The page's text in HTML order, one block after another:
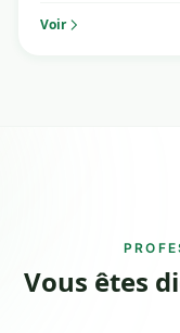
Voir
Vous êtes